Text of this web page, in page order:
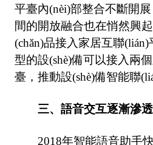
平臺內(nèi)部整合不斷開展
間的開放融合也在悄然興
(chǎn)品接入家居互聯(lián)平
型的設(shè)備可以接入兩
臺，推動設(shè)備智能聯
三、語音交互逐漸滲透
2018年智能語音助手快